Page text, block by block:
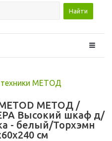
Найти
МЕТОД
METOD МЕТОД /
Высокий шкаф д/
- белый/Торхэмн
см